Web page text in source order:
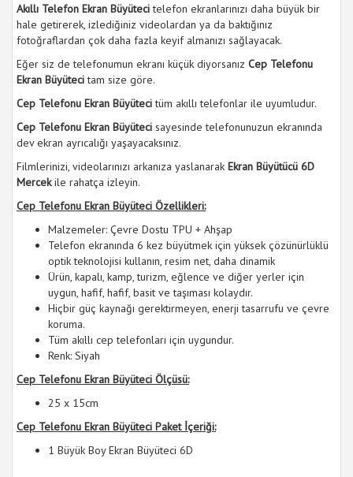
Akıllı Telefon Ekran Büyütecitelefon ekranlarınızı daha büyük bir
hale getirerek, izlediğiniz videolardan ya da baktığınız
fotoğraflardan çok daha fazla keyif almanızı sağlayacak.
Eğer siz de telefonumun ekranı küçük diyorsanız Cep Telefonu
Ekran Büyütecitam size göre.
Cep Telefonu Ekran Büyütecitüm akıllı telefonlar ile uyumludur.
Cep Telefonu Ekran Büyüteci sayesinde telefonunuzun ekranında
dev ekran ayrıcalığı yaşayacaksınız.
Filmlerinizi, videolarınızı arkanıza yaslanarak Ekran Büyütücü 6D
Mercekile rahatça izleyin.
Cep Telefonu Ekran Büyüte​ci Özellikleri:
Malzemeler: Çevre Dostu TPU + Ahşap
Telefon ekranında 6 kez büyütmek için yüksek çözünürlüklü
optik teknolojisi kullanın, resim net, daha dinamik
Ürün, kapalı, kamp, turizm, eğlence ve diğer yerler için
uygun, hafif, hafif, basit ve taşıması kolaydır.
Hiçbir güç kaynağı gerektirmeyen, enerji tasarrufu ve çevre
koruma.
Tüm akıllı cep telefonları için uygundur.
Renk: Siyah
Cep Telefonu Ekran Büyüte​ci Ölçüsü:
25 x 15cm
Cep Telefonu Ekran Büyüte​ci Paket İçeriği:
1 Büyük Boy Ekran Büyüteci 6D